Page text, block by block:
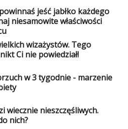
jeść jabłko każdego
niesamowite właściwości
wizażystów. Tego
Ci nie powiedział!
w 3 tygodnie - marzenie
wiecznie nieszczęśliwych.
nich?